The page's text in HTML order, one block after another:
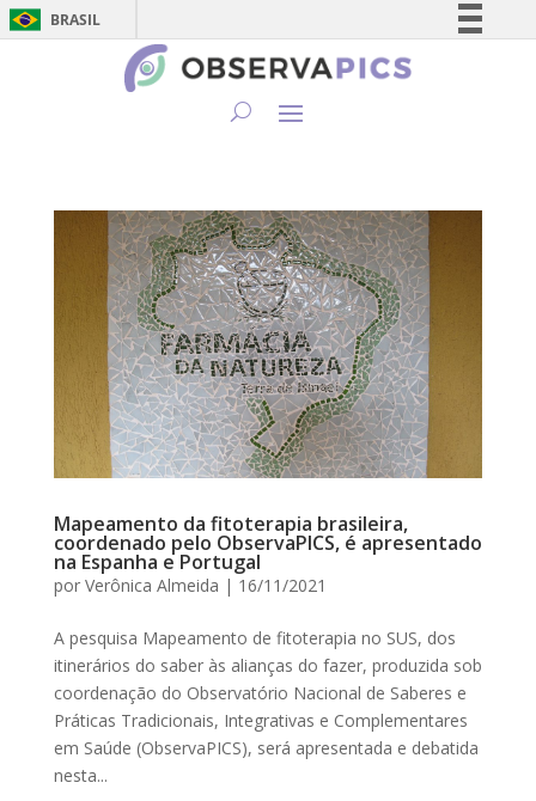
BRASIL
Simplifique!
Canais
Mapeamento da fitoterapia brasileira,
coordenado pelo ObservaPICS, é apresentado
na Espanha e Portugal
por Verônica Almeida | 16/11/2021
A pesquisa Mapeamento de fitoterapia no SUS, dos
itinerários do saber às alianças do fazer, produzida sob
coordenação do Observatório Nacional de Saberes e
Práticas Tradicionais, Integrativas e Complementares
em Saúde (ObservaPICS), será apresentada e debatida
nesta...